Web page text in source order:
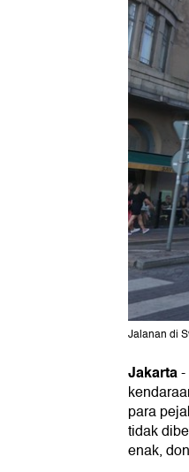
Jalanan di
Jakarta-
para
tidak
enak,